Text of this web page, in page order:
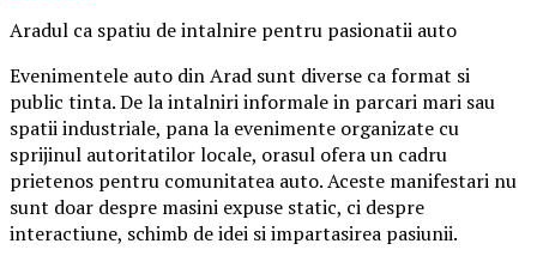
Aradul ca spatiu de intalnire pentru pasionatii auto
Evenimentele auto din Arad sunt diverse ca format si
public tinta. De la intalniri informale in parcari mari sau
spatii industriale, pana la evenimente organizate cu
sprijinul autoritatilor locale, orasul ofera un cadru
prietenos pentru comunitatea auto. Aceste manifestari nu
sunt doar despre masini expuse static, ci despre
interactiune, schimb de idei si impartasirea pasiunii.